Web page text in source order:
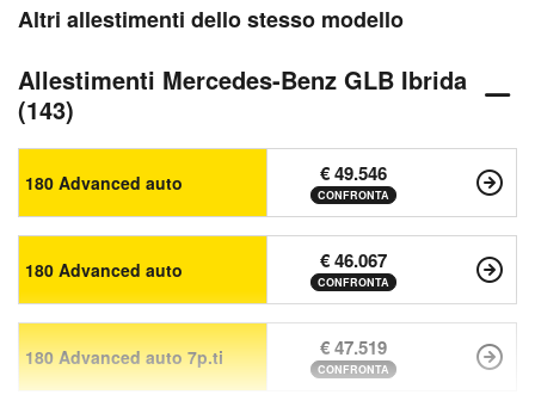
Altri allestimenti dello stesso modello
Allestimenti Mercedes-Benz GLB Ibrida
(143)
180 Advanced auto € 49.546
CONFRONTA
180 Advanced auto € 46.067
CONFRONTA
180 Advanced auto 7p.ti € 47.519
CONFRONTA